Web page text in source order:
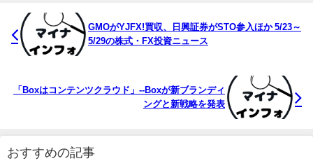
GMOがYJFX!買収、日興証券がSTO参入ほか 5/23～
5/29の株式・FX投資ニュース
「Boxはコンテンツクラウド」--Boxが新ブランディ
ングと新戦略を発表
おすすめの記事